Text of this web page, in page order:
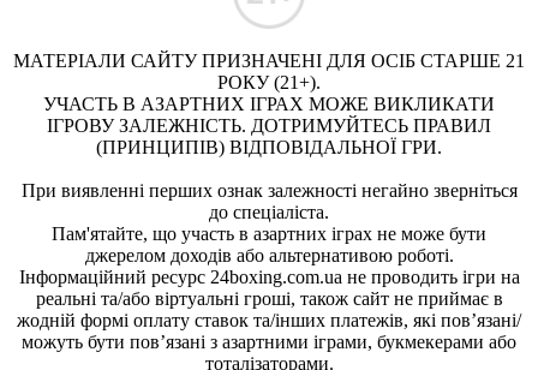
МАТЕРІАЛИ САЙТУ ПРИЗНАЧЕНІ ДЛЯ ОСІБ СТАРШЕ 21
РОКУ (21+).
УЧАСТЬ В АЗАРТНИХ ІГРАХ МОЖЕ ВИКЛИКАТИ
ІГРОВУ ЗАЛЕЖНІСТЬ. ДОТРИМУЙТЕСЬ ПРАВИЛ
(ПРИНЦИПІВ) ВІДПОВІДАЛЬНОЇ ГРИ.
При виявленні перших ознак залежності негайно зверніться
до спеціаліста.
Пам'ятайте, що участь в азартних іграх не може бути
джерелом доходів або альтернативою роботі.
Інформаційний ресурс 24boxing.com.ua не проводить ігри на
реальні та/або віртуальні гроші, також сайт не приймає в
жодній формі оплату ставок та/інших платежів, які пов’язані/
можуть бути пов’язані з азартними іграми, букмекерами або
тоталізаторами.